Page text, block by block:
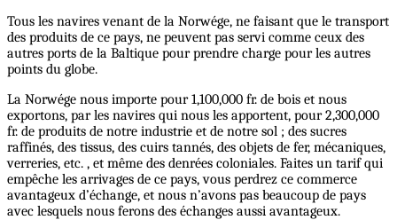
Tous les navires venant de la Norwége, ne faisant que le transport
des produits de ce pays, ne peuvent pas servi comme ceux des
autres ports de la Baltique pour prendre charge pour les autres
points du globe.
La Norwége nous importe pour 1,100,000 fr. de bois et nous
exportons, par les navires qui nous les apportent, pour 2,300,000
fr. de produits de notre industrie et de notre sol ; des sucres
raffinés, des tissus, des cuirs tannés, des objets de fer, mécaniques,
verreries, etc. , et même des denrées coloniales. Faites un tarif qui
empêche les arrivages de ce pays, vous perdrez ce commerce
avantageux d’échange, et nous n’avons pas beaucoup de pays
avec lesquels nous ferons des échanges aussi avantageux.